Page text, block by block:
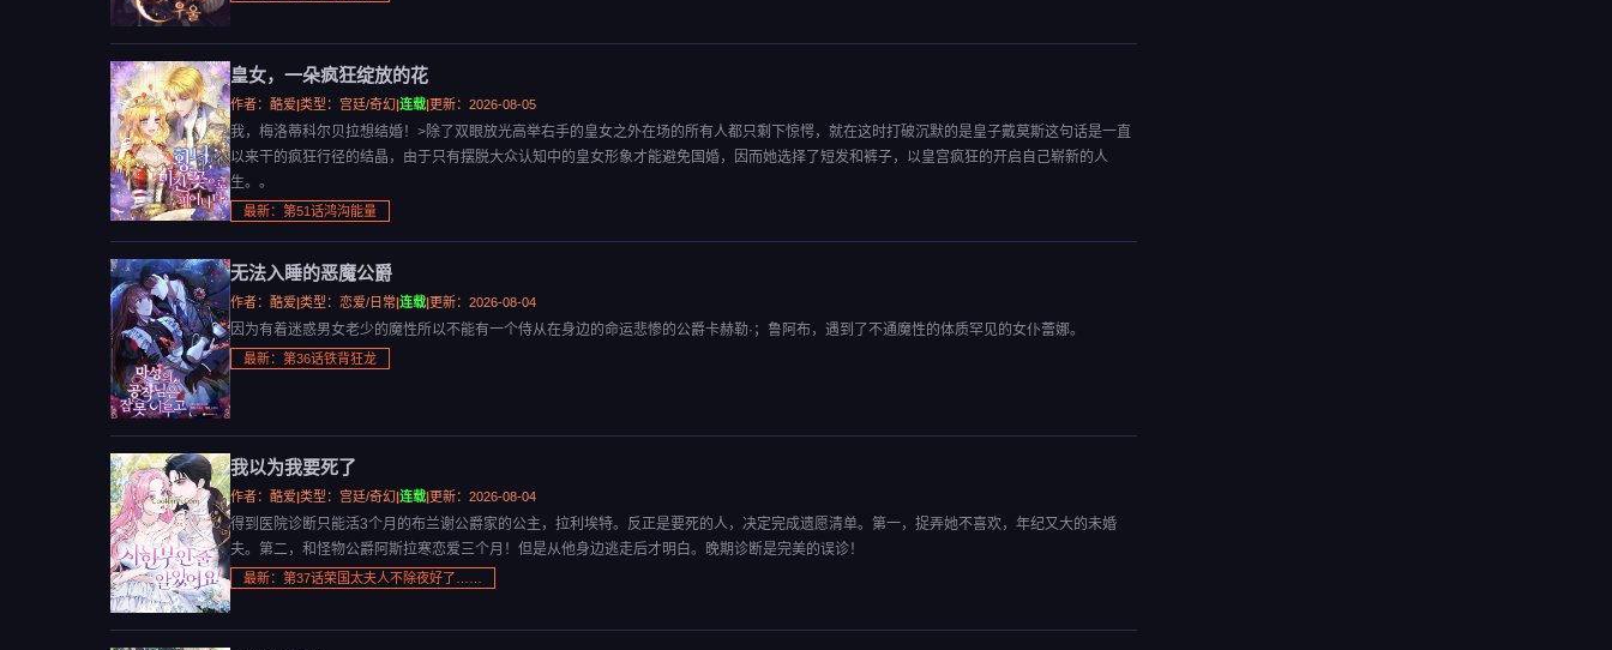
皇女，一朵疯狂绽放的花
作者：酷爱|类型：宫廷/奇幻|连载|更新：2026-08-05
我，梅洛蒂科尔贝拉想结婚！>除了双眼放光高举右手的皇女之外在场的所有人都只剩下惊愕，就在这时打破沉默的是皇子戴莫斯这句话是一直
以来干的疯狂行径的结晶，由于只有摆脱大众认知中的皇女形象才能避免国婚，因而她选择了短发和裤子，以皇宫疯狂的开启自己崭新的人
生。。
最新：第51话鸿沟能量
无法入睡的恶魔公爵
作者：酷爱|类型：恋爱/日常|连载|更新：2026-08-04
因为有着迷惑男女老少的魔性所以不能有一个侍从在身边的命运悲惨的公爵卡赫勒·；鲁阿布，遇到了不通魔性的体质罕见的女仆蕾娜。
最新：第36话铁背狂龙
我以为我要死了
作者：酷爱|类型：宫廷/奇幻|连载|更新：2026-08-04
得到医院诊断只能活3个月的布兰谢公爵家的公主，拉利埃特。反正是要死的人，决定完成遗愿清单。第一，捉弄她不喜欢，年纪又大的未婚
夫。第二，和怪物公爵阿斯拉寒恋爱三个月！但是从他身边逃走后才明白。晚期诊断是完美的误诊！
最新：第37话荣国太夫人不除夜好了……